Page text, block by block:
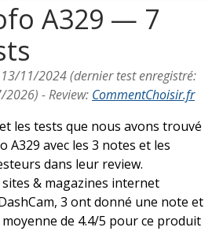
A329 — 7
13/11/2024(dernier test enregistré:
2026) -Review: CommentChoisir.fr
et les tests que nous avons trouvé
A329 avec les 3 notes et les
dans leur review.
sites & magazines internet
3 ont donné une note et
de 4.4/5 pour ce produit